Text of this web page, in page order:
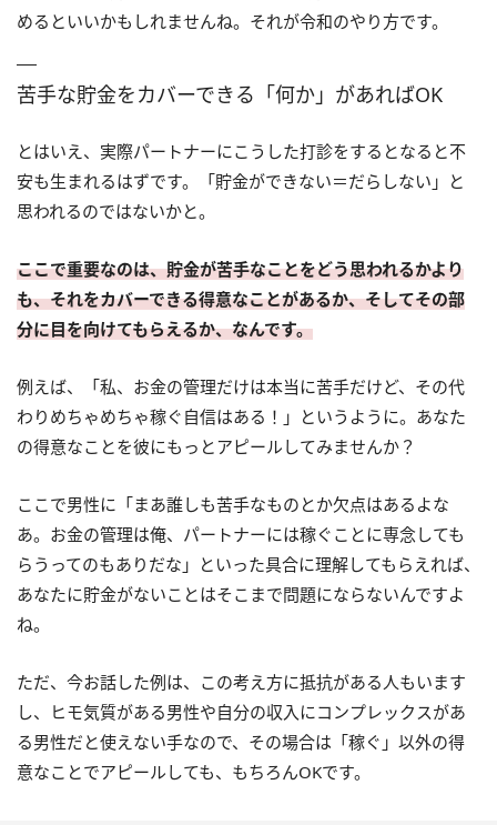
めるといいかもしれませんね。それが令和のやり方です。
苦手な貯金をカバーできる「何か」があればOK
とはいえ、実際パートナーにこうした打診をするとなると不
安も生まれるはずです。「貯金ができない＝だらしない」と
思われるのではないかと。
ここで重要なのは、貯金が苦手なことをどう思われるかより
も、それをカバーできる得意なことがあるか、そしてその部
分に目を向けてもらえるか、なんです。
例えば、「私、お金の管理だけは本当に苦手だけど、その代
わりめちゃめちゃ稼ぐ自信はある！」というように。あなた
の得意なことを彼にもっとアピールしてみませんか？
ここで男性に「まあ誰しも苦手なものとか欠点はあるよな
あ。お金の管理は俺、パートナーには稼ぐことに専念しても
らうってのもありだな」といった具合に理解してもらえれば、
あなたに貯金がないことはそこまで問題にならないんですよ
ね。
ただ、今お話した例は、この考え方に抵抗がある人もいます
し、ヒモ気質がある男性や自分の収入にコンプレックスがあ
る男性だと使えない手なので、その場合は「稼ぐ」以外の得
意なことでアピールしても、もちろんOKです。